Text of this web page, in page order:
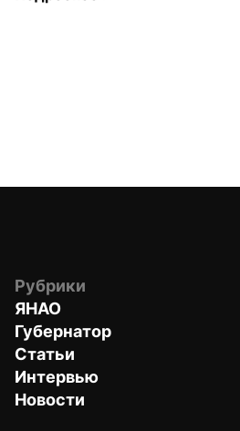
Рубрики
ЯНАО
Губернатор
Статьи
Интервью
Новости